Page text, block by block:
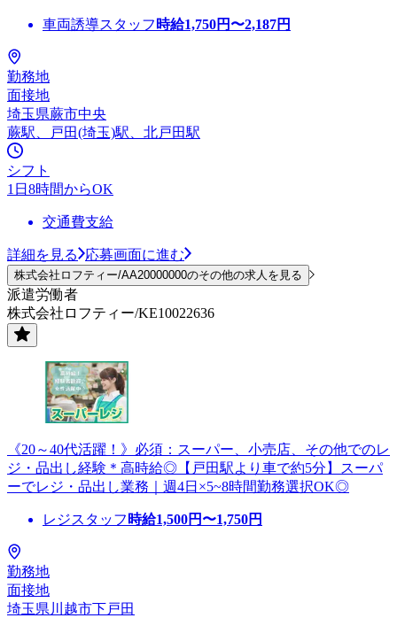
車両誘導スタッフ 時給1,750円〜2,187円
勤務地
面接地
埼玉県蕨市中央
蕨駅、戸田(埼玉)駅、北戸田駅
シフト
1日8時間からOK
交通費支給
詳細を見る 応募画面に進む
株式会社ロフティー/AA20000000のその他の求人を見る
派遣労働者
株式会社ロフティー/KE10022636
《20～40代活躍！》必須：スーパー、小売店、その他でのレ
ジ・品出し経験＊高時給◎【戸田駅より車で約5分】スーパ
ーでレジ・品出し業務｜週4日×5~8時間勤務選択OK◎
レジスタッフ 時給1,500円〜1,750円
勤務地
面接地
埼玉県川越市下戸田